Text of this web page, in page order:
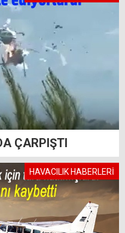
ÇARPIŞTI
HAVACILIK HABERLERİ